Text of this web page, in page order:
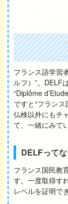
フランス語学習
ルフ）”。DELF
“Diplôme
ですと“フラン
仏検以外にもチ
て、一緒にみて
DELFってな
フランス国民教
す。一度取得す
レベルを証明で